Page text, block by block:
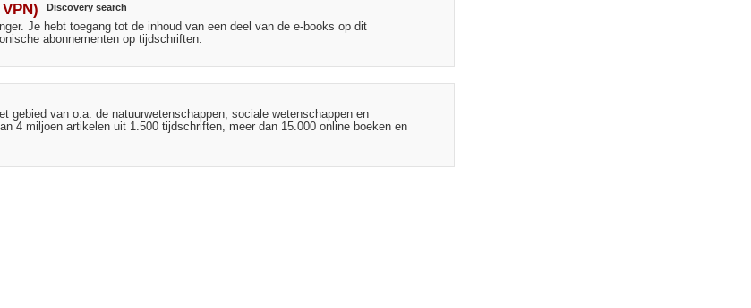
Discovery search
Je hebt toegang tot de inhoud van een deel van de e-books op dit
abonnementen op tijdschriften.
gebied van o.a. de natuurwetenschappen, sociale wetenschappen en
4 miljoen artikelen uit 1.500 tijdschriften, meer dan 15.000 online boeken en